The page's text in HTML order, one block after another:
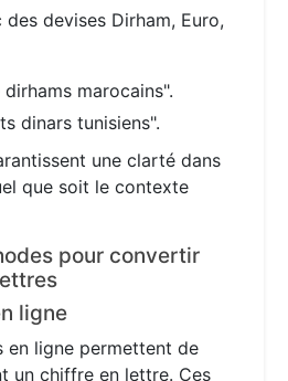
devises Dirham, Euro,
marocains".
dinars tunisiens".
une clarté dans
que soit le contexte
pour convertir
ligne
en ligne permettent de
un chiffre en lettre. Ces